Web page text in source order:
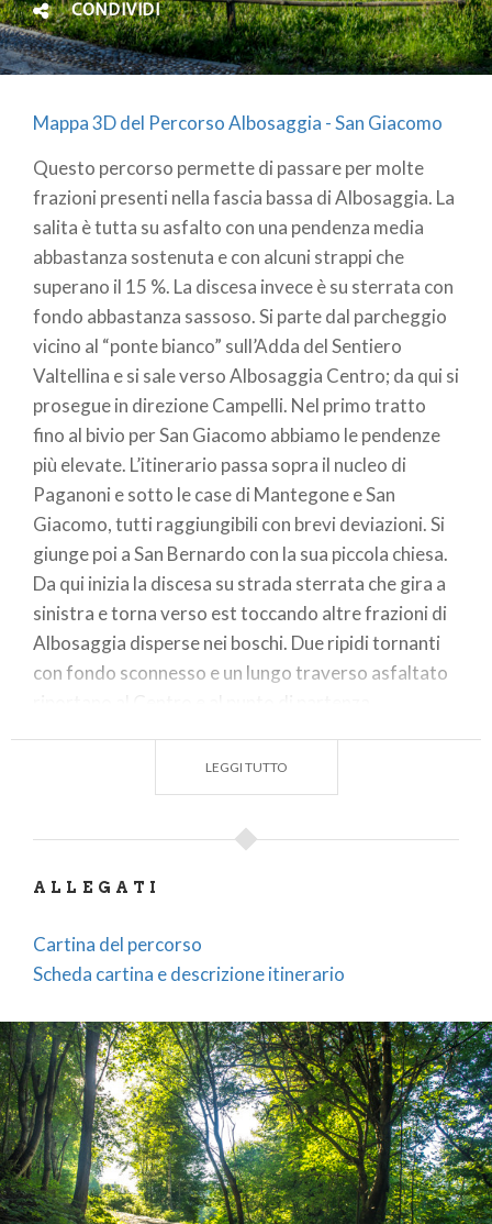
CONDIVIDI
Mappa 3D del Percorso Albosaggia - San Giacomo
Questo percorso permette di passare per molte
frazioni presenti nella fascia bassa di Albosaggia. La
salita è tutta su asfalto con una pendenza media
abbastanza sostenuta e con alcuni strappi che
superano il 15 %. La discesa invece è su sterrata con
fondo abbastanza sassoso. Si parte dal parcheggio
vicino al “ponte bianco” sull’Adda del Sentiero
Valtellina e si sale verso Albosaggia Centro; da qui si
prosegue in direzione Campelli. Nel primo tratto
fino al bivio per San Giacomo abbiamo le pendenze
più elevate. L’itinerario passa sopra il nucleo di
Paganoni e sotto le case di Mantegone e San
Giacomo, tutti raggiungibili con brevi deviazioni. Si
giunge poi a San Bernardo con la sua piccola chiesa.
Da qui inizia la discesa su strada sterrata che gira a
sinistra e torna verso est toccando altre frazioni di
Albosaggia disperse nei boschi. Due ripidi tornanti
con fondo sconnesso e un lungo traverso asfaltato
(testo e dati tecnici a cura di Federico Pollini -
Descrizione e tempi di percorrenza relativi a ebike
Albosaggia Porto 290 m
Luogo arrivo/quota massima:
Dislivello totale salite:780 m
Dislivello totale discese:780 m
Lunghezza totale salite:8,6 km
Lunghezza totale discese:9,6 km
Lunghezza totale piano:o km
Chilometri totali:18,2 km
LEGGI TUTTO
ALLEGATI
Cartina del percorso
Scheda cartina e descrizione itinerario